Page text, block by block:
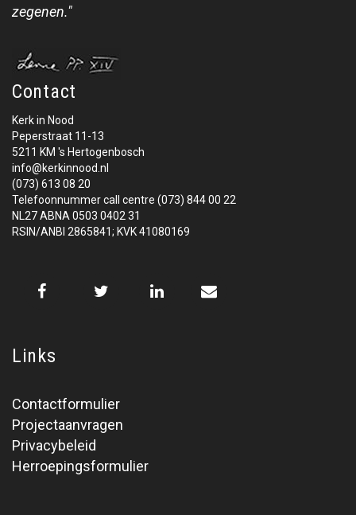
zegenen."
Contact
Kerk in Nood
Peperstraat 11-13
5211 KM 's Hertogenbosch
info@kerkinnood.nl
(073) 613 08 20
Telefoonnummer call centre (073) 844 00 22
NL27 ABNA 0503 0402 31
RSIN/ANBI 2865841; KVK 41080169
Links
Contactformulier
Projectaanvragen
Privacybeleid
Herroepingsformulier